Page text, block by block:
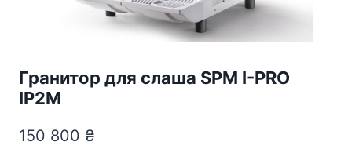
Гранитор для слаша SPM I-PRO
IP2M
150 800 ₴